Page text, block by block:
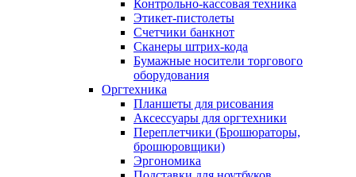
Контрольно-кассовая техника
Этикет-пистолеты
Счетчики банкнот
Сканеры штрих-кода
Бумажные носители торгового
оборудования
Оргтехника
Планшеты для рисования
Аксессуары для оргтехники
Переплетчики (Брошюраторы,
брошюровщики)
Эргономика